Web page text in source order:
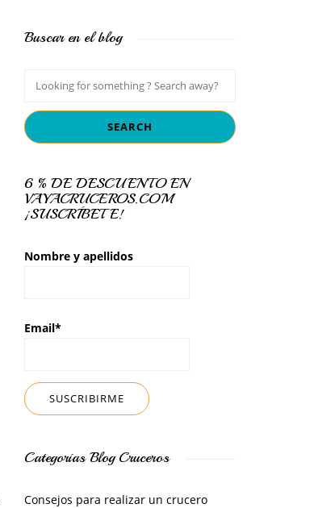
Buscar en el blog
6 % DE DESCUENTO EN
VAYACRUCEROS.COM
¡SUSCRÍBETE!
Nombre y apellidos
Email*
Categorías Blog Cruceros
Consejos para realizar un crucero